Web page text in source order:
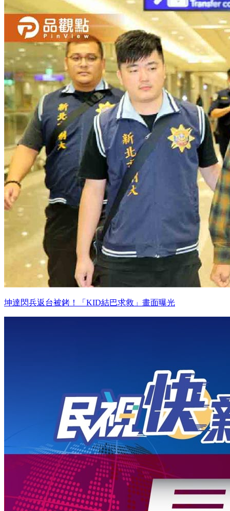
坤達閃兵返台被銬！「KID結巴求救」畫面曝光